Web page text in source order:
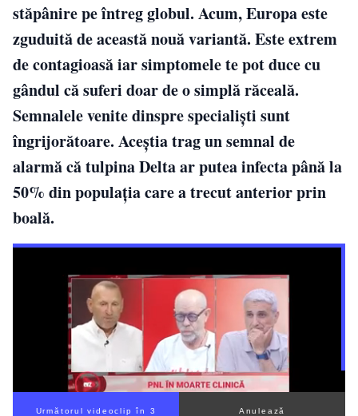
stăpânire pe întreg globul. Acum, Europa este
zguduită de această nouă variantă. Este extrem
de contagioasă iar simptomele te pot duce cu
gândul că suferi doar de o simplă răceală.
Semnalele venite dinspre specialiști sunt
îngrijorătoare. Aceștia trag un semnal de
alarmă că tulpina Delta ar putea infecta până la
50% din populaţia care a trecut anterior prin
boală.
Următorul videoclip în 3 Anulează